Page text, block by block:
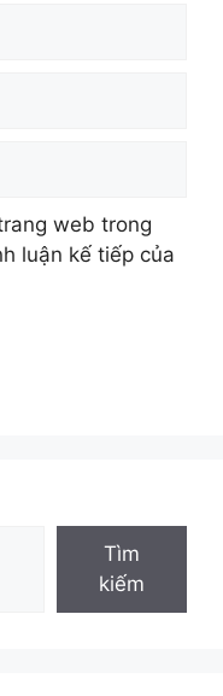
web trong
luận kế tiếp của
Tìm
kiếm